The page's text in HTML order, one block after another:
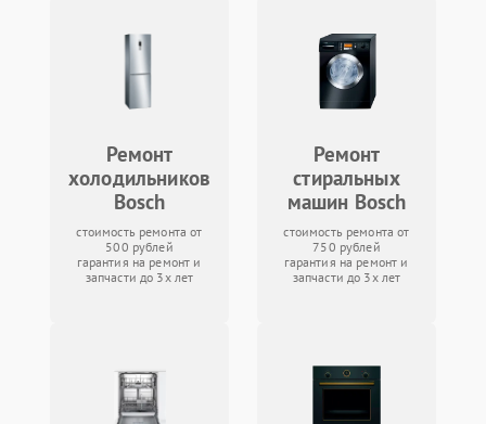
Ремонт
холодильников
Bosch
стоимость ремонта от
500 рублей
гарантия на ремонт и
запчасти до 3х лет
Ремонт
стиральных
машин Bosch
стоимость ремонта от
750 рублей
гарантия на ремонт и
запчасти до 3х лет